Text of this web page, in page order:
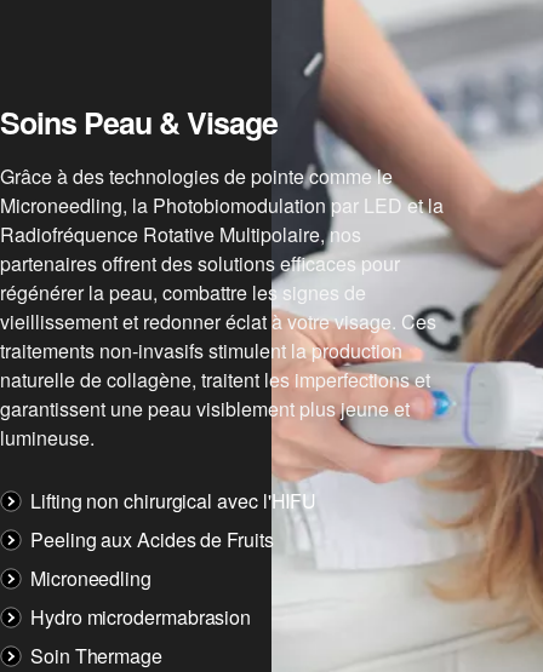
Soins Peau & Visage
Grâce à des technologies de pointe comme le
Microneedling, la Photobiomodulation par LED et la
Radiofréquence Rotative Multipolaire, nos
partenaires offrent des solutions efficaces pour
régénérer la peau, combattre les signes de
vieillissement et redonner éclat à votre visage. Ces
traitements non-invasifs stimulent la production
naturelle de collagène, traitent les imperfections et
garantissent une peau visiblement plus jeune et
lumineuse.
Lifting non chirurgical avec l'HIFU
Peeling aux Acides de Fruits
Microneedling
Hydro microdermabrasion
Soin Thermage